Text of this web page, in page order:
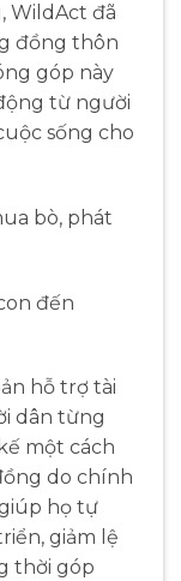
WildAct đã
đồng thôn
góp này
từ người
sống cho
bò, phát
đến
hỗ trợ tài
dân từng
một cách
do chính
họ tự
giảm lệ
thời góp